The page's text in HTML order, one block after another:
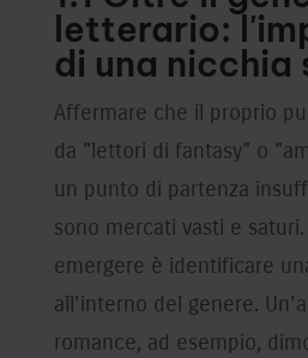
letterario:
di una
Affermare che il proprio
da "lettori di fantasy" o
un punto di partenza
sono mercati vasti e
emergere è identificare
all'interno del genere.
romance, ad esempio,